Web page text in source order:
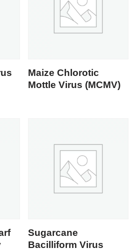
Maize Chlorotic
Mottle Virus (MCMV)
Sugarcane
Bacilliform Virus